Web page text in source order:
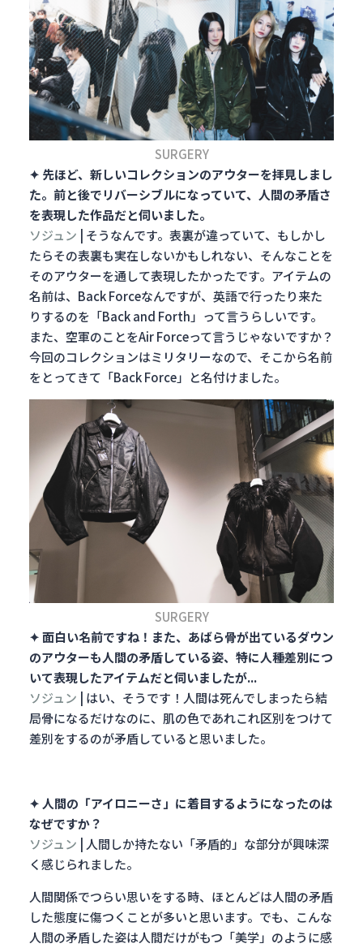
SURGERY
✦ 先ほど、新しいコレクションのアウターを拝見しまし
た。前と後でリバーシブルになっていて、人間の矛盾さ
を表現した作品だと伺いました。
ソジュン | そうなんです。表裏が違っていて、もしかし
たらその表裏も実在しないかもしれない、そんなことを
そのアウターを通して表現したかったです。アイテムの
名前は、Back Forceなんですが、英語で行ったり来た
りするのを「Back and Forth」って言うらしいです。
また、空軍のことをAir Forceって言うじゃないですか？
今回のコレクションはミリタリーなので、そこから名前
をとってきて「Back Force」と名付けました。
SURGERY
✦ 面白い名前ですね！また、あばら骨が出ているダウン
のアウターも人間の矛盾している姿、特に人種差別につ
いて表現したアイテムだと伺いましたが...
ソジュン | はい、そうです！人間は死んでしまったら結
局骨になるだけなのに、肌の色であれこれ区別をつけて
差別をするのが矛盾していると思いました。
✦ 人間の「アイロニーさ」に着目するようになったのは
なぜですか？
ソジュン | 人間しか持たない「矛盾的」な部分が興味深
く感じられました。
人間関係でつらい思いをする時、ほとんどは人間の矛盾
した態度に傷つくことが多いと思います。でも、こんな
人間の矛盾した姿は人間だけがもつ「美学」のように感